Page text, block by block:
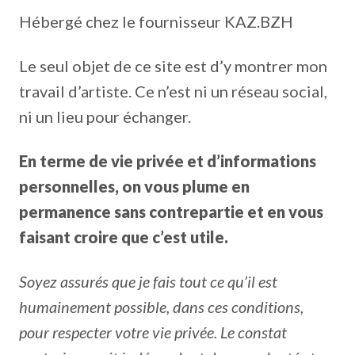
Hébergé chez le fournisseur KAZ.BZH
Le seul objet de ce site est d’y montrer mon
travail d’artiste. Ce n’est ni un réseau social,
ni un lieu pour échanger.
En terme de vie privée et d’informations
personnelles, on vous plume en
permanence sans contrepartie et en vous
faisant croire que c’est utile.
Soyez assurés que je fais tout ce qu’il est
humainement possible, dans ces conditions,
pour respecter votre vie privée. Le constat